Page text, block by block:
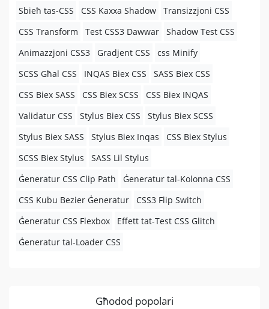
Sbieħ tas-CSS CSS Kaxxa Shadow
Transizzjoni CSS
CSS Transform
Test CSS3 Dawwar
Shadow Test CSS
Animazzjoni CSS3
Gradjent CSS
css Minify
SCSS Għal CSS
INQAS Biex CSS
SASS Biex CSS
CSS Biex SASS
CSS Biex SCSS
CSS Biex INQAS
Validatur CSS
Stylus Biex CSS
Stylus Biex SCSS
Stylus Biex SASS
Stylus Biex Inqas
CSS Biex Stylus
SCSS Biex Stylus
SASS Lil Stylus
Ġeneratur CSS Clip Path
Ġeneratur tal-Kolonna CSS
CSS Kubu Bezier Ġeneratur
CSS3 Flip Switch
Ġeneratur CSS Flexbox
Effett tat-Test CSS Glitch
Ġeneratur tal-Loader CSS
Għodod popolari